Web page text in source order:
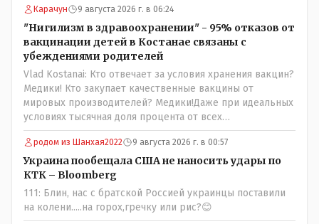
НЕОДНОКРАТНО, указывал и многократно на недостатки
Назарбая и предлагал ему самому ДОБРОВОЛЬНО уйти с
поста Президента.
Карачун 9 августа 2026 г. в 06:24
"Нигилизм в здравоохранении" - 95% отказов от
вакцинации детей в Костанае связаны с
убеждениями родителей
Vlad Kostanai: Кто отвечает за условия хранения вакцин?
Медики! Кто закупает качественные вакцины от
мировых производителей? Медики!Даже при идеальных
условиях тысячная доля процента от всех
вакцинированных может иметь плохие последствия от
прививки. Бумага нужна как защита от дол.....бов не
дружащих с школьными курсами предметов, в
частности биологии и математики. Vlad Kostanai: Поэтому
люди и отказываются и я в том числе своих не
прививал.Лично я вам и тем другим людям благодарен.
Добровольные действия направленные на сокращение
родом из Шанхая2022 9 августа 2026 г. в 00:57
Украина пообещала США не наносить удары по
КТК – Bloomberg
111: Блин, нас с братской Россией украинцы поставили
на колени.....на горох,гречку или рис?😊